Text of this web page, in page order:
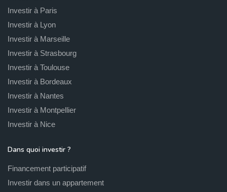
Investir à Paris
Investir à Lyon
Investir à Marseille
Investir à Strasbourg
Investir à Toulouse
Investir à Bordeaux
Investir à Nantes
Investir à Montpellier
Investir à Nice
Dans quoi investir ?
Financement participatif
Investir dans un appartement